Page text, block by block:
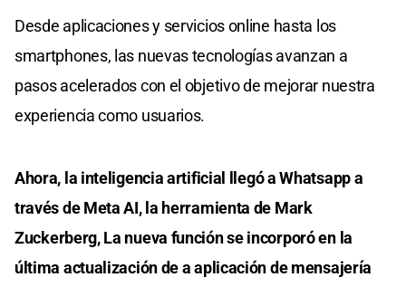
Desde aplicaciones y servicios online hasta los
smartphones, las nuevas tecnologías avanzan a
pasos acelerados con el objetivo de mejorar nuestra
experiencia como usuarios.
Ahora, la inteligencia artificial llegó a Whatsapp a
través de Meta AI, la herramienta de Mark
Zuckerberg, La nueva función se incorporó en la
última actualización de a aplicación de mensajería